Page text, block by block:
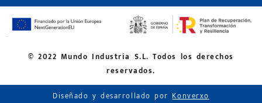
© 2022 Mundo Industria S.L. Todos los derechos
reservados.
Diseñado y desarrollado porKonverxo